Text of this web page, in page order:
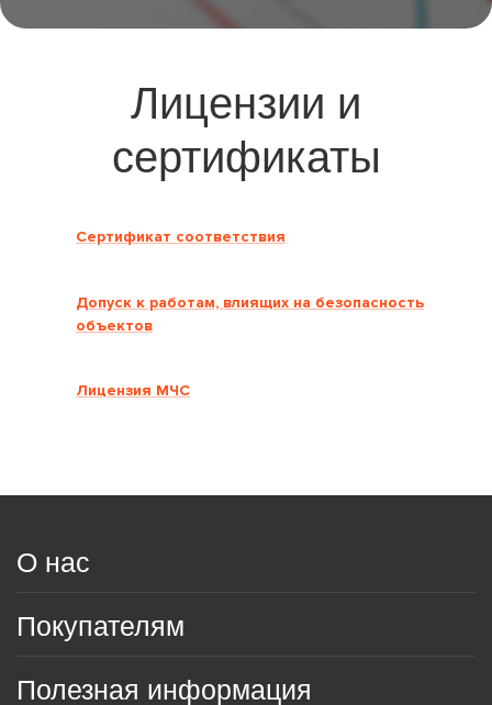
Лицензии и
сертификаты
Сертификат соответствия
Допуск к работам, влиящих на безопасность
объектов
Лицензия МЧС
О нас
Покупателям
Полезная информация